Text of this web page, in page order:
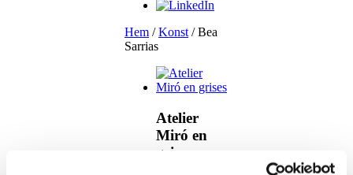
Hem /Konst / Bea
Sarrias
Atelier
Miró en
grises